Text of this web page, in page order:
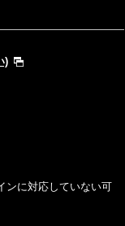
)
ンに対応していない可